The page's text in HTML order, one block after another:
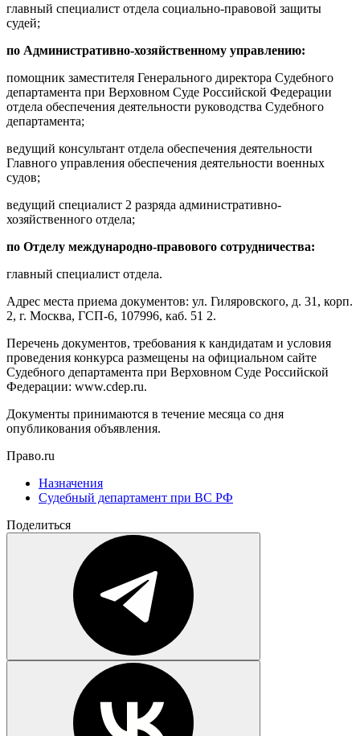
главный специалист отдела социально-правовой защиты
судей;
по Административно-хозяйственному управлению:
помощник заместителя Генерального директора Судебного
департамента при Верховном Суде Российской Федерации
отдела обеспечения деятельности руководства Судебного
департамента;
ведущий консультант отдела обеспечения деятельности
Главного управления обеспечения деятельности военных
судов;
ведущий специалист 2 разряда административно-
хозяйственного отдела;
по Отделу международно-правового сотрудничества:
главный специалист отдела.
Адрес места приема документов: ул. Гиляровского, д. 31, корп.
2, г. Москва, ГСП-6, 107996, каб. 51 2.
Перечень документов, требования к кандидатам и условия
проведения конкурса размещены на официальном сайте
Судебного департамента при Верховном Суде Российской
Федерации: www.cdep.ru.
Документы принимаются в течение месяца со дня
опубликования объявления.
Право.ru
Назначения
Судебный департамент при ВС РФ
Поделиться